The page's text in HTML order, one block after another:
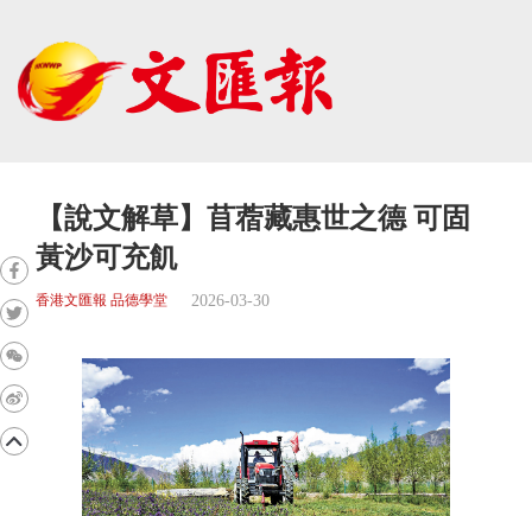
【說文解草】苜蓿藏惠世之德 可固
黃沙可充飢
香港文匯報 品德學堂 2026-03-30